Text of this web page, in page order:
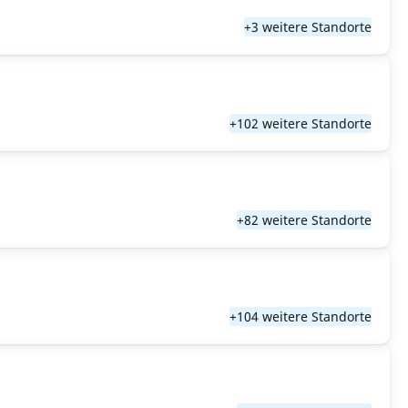
+3 weitere Standorte
+102 weitere Standorte
+82 weitere Standorte
+104 weitere Standorte